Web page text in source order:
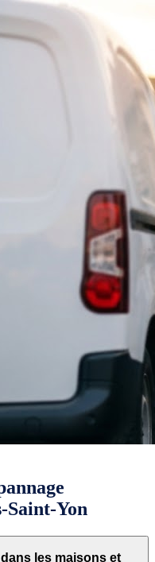
Saint-Yon
les maisons et